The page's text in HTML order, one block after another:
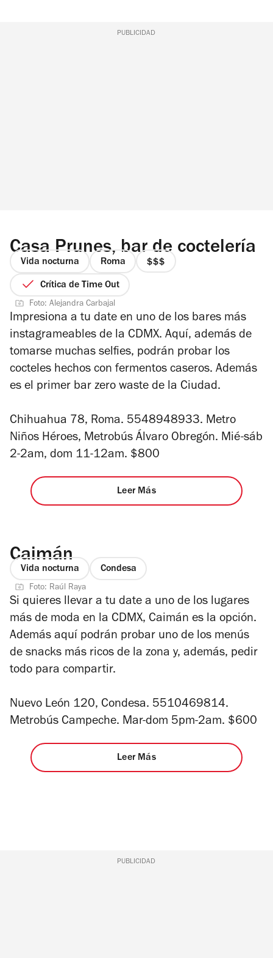
PUBLICIDAD
Casa Prunes, bar de coctelería
Vida nocturna Roma
precio
Crítica de Time Out
Foto: Alejandra Carbajal
Impresiona a tu date en uno de los bares más
instagrameables de la CDMX. Aquí, además de
tomarse muchas selfies, podrán probar los
cocteles hechos con fermentos caseros. Además
es el primer bar zero waste de la Ciudad.
Chihuahua 78, Roma. 5548948933. Metro
Niños Héroes, Metrobús Álvaro Obregón. Mié-sáb
2-2am, dom 11-12am. $800
Leer Más
Caimán
Vida nocturna Condesa
Foto: Raúl Raya
Si quieres llevar a tu date a uno de los lugares
más de moda en la CDMX, Caimán es la opción.
Además aquí podrán probar uno de los menús
de snacks más ricos de la zona y, además, pedir
todo para compartir.
Nuevo León 120, Condesa. 5510469814.
Metrobús Campeche. Mar-dom 5pm-2am. $600
Leer Más
PUBLICIDAD